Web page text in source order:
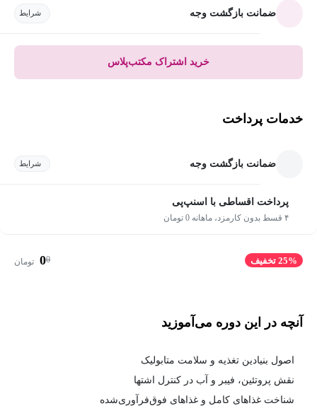
ضمانت بازگشت وجه شرایط
خرید اشتراک مکتب‌پلاس
خدمات پرداخت
ضمانت بازگشت وجه شرایط
پرداخت اقساطی با اسنپ‌پی
۴ قسط بدون کارمزد، ماهانه 0 تومان
25% تخفیف 0
0 تومان
آنچه در این دوره می‌آموزید
اصول بنیادین تغذیه و سلامت متابولیک
نقش پروتئین، فیبر و آب در کنترل اشتها
شناخت غذاهای کامل و غذاهای فوق‌فرآوری‌شده